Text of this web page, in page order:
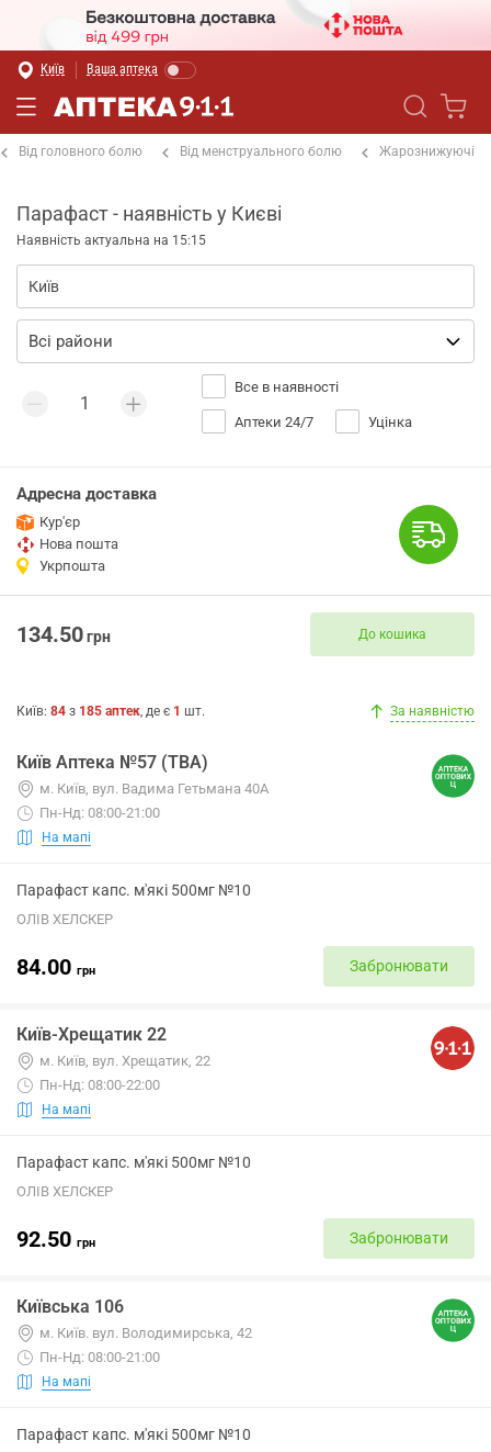
Київ Ваша аптека
Від головного болю Від менструального болю Жарознижуючі
Парафаст - наявність у Києві
Наявність актуальна на 15:15
Все в наявності
Аптеки 24/7 Уцінка
Адресна доставка
Кур'єр
Нова пошта
Укрпошта
134.50грн До кошика
Київ: 84 з 185 аптек, де є 1 шт. За наявністю
Київ Аптека №57 (ТВА)
м. Київ, вул. Вадима Гетьмана 40А
Пн-Нд: 08:00-21:00
На мапі
Парафаст капс. м'які 500мг №10
ОЛІВ ХЕЛСКЕР
84.00 грн Забронювати
Київ-Хрещатик 22
м. Київ, вул. Хрещатик, 22
Пн-Нд: 08:00-22:00
На мапі
Парафаст капс. м'які 500мг №10
ОЛІВ ХЕЛСКЕР
92.50 грн Забронювати
Київська 106
м. Київ. вул. Володимирська, 42
Пн-Нд: 08:00-21:00
На мапі
Парафаст капс. м'які 500мг №10